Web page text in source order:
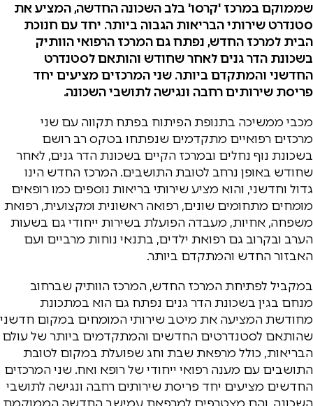
שממוקם במרכז 'קרסו' בלב השכונה החדשה, המציע את
סטנדרט שירותי הבריאות הגבוה ביותר. יחד עם חנוכת
הבית למרכז החדש, נפתח גם המרכז הרפואי הוותיק
בשכונת הדר גנים לאחר שחודש והותאם לסטנדרט
החדשני והמתקדם ביותר. שני המרכזים מציעים יחד
פריסת שירותים רחבה ונגישה לתושבי השכונה.
מכבי ממשיכה בתנופת הפיתוח בפתח תקווה עם שני
מרכזים רפואיים מתקדמים שנפתחו בטקס רב רושם
בשכונת נוף נחלים ובמרכז הקיים בשכונת הדר גנים, לאחר
שחודש באופן נרחב לטובת התושבים. המרכז החדש הינו
גדול וחדשני, והוא מציע שירותי בריאות נוספים כמו רופאים
מומחים מתחומים שונים, רפואה ראשונית ומקצועית, רפואת
משפחה, אחיות, מעבדה הפועלת בשירות ייחודי גם בשעות
הערב ובקרוב גם רפואת ילדים, בתנאי נוחות מרביים ועם
האבזור החדש והמתקדם ביותר.
במקביל לפתיחת המרכז החדש, המרכז הוותיק שברחוב
מנחם בגין בשכונת הדר גנים נפתח גם הוא במתכונת
מחודשת המציעה את מיטב שירותי המומחים במקום חדשני
שהותאם לסטנדרטים החדשים והמתקדמים ביותר של עולם
הבריאות, כולל מרפאת שבת וחג שפועלת במקום לטובת
התושבים עם מענה רפואי ייחודי של רופא ואח. שני המרכזים
החדשים מציעים יחד פריסת שירותים רחבה ונגישה לתושבי